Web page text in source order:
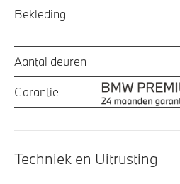
Bekleding
Aantal deuren
Garantie
Techniek en Uitrusting